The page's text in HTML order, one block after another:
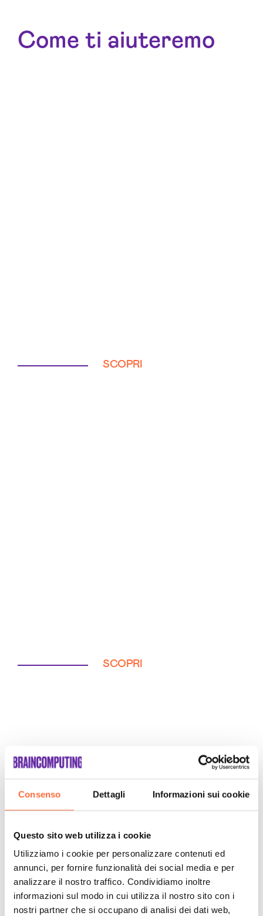
Consenso Dettagli Informazioni sui cookie
Questo sito web utilizza i cookie
Utilizziamo i cookie per personalizzare contenuti ed
annunci, per fornire funzionalità dei social media e per
analizzare il nostro traffico. Condividiamo inoltre
informazioni sul modo in cui utilizza il nostro sito con i
nostri partner che si occupano di analisi dei dati web,
Come ti aiuteremo
SCOPRI
SCOPRI